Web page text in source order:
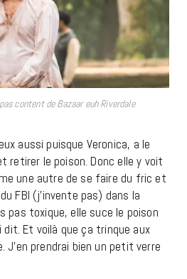
content de Bazaar euh Riverdale
aussi puisque Veronica, a le
retirer le poison. Donc elle y voit
une autre de se faire du fric et
FBI (j’invente pas) dans la
pas toxique, elle suce le poison
Et voilà que ça trinque aux
prendrai bien un petit verre